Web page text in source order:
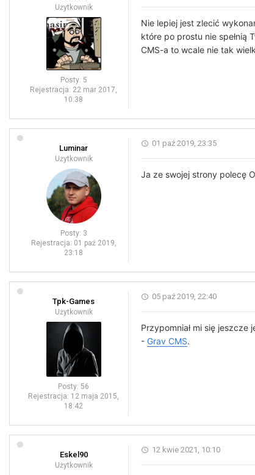
Użytkownik
Posty: 5
Rejestracja: 22 mar 2017,
10:38
Nie lepiej jest zlecić
które po prostu nie spełnią
CMS-a to wcale nie tak
Luminar
Użytkownik
Posty: 3
Rejestracja: 01 paź 2019,
23:18
01 paź 2019, 23:35
Ja ze swojej strony polecę
Tpk-Games
Użytkownik
Posty: 56
Rejestracja: 12 maja 2015,
18:42
05 paź 2019, 22:40
Przypomniał mi się
- Grav CMS.
Eskel90
Użytkownik
12 kwie 2021, 10:10